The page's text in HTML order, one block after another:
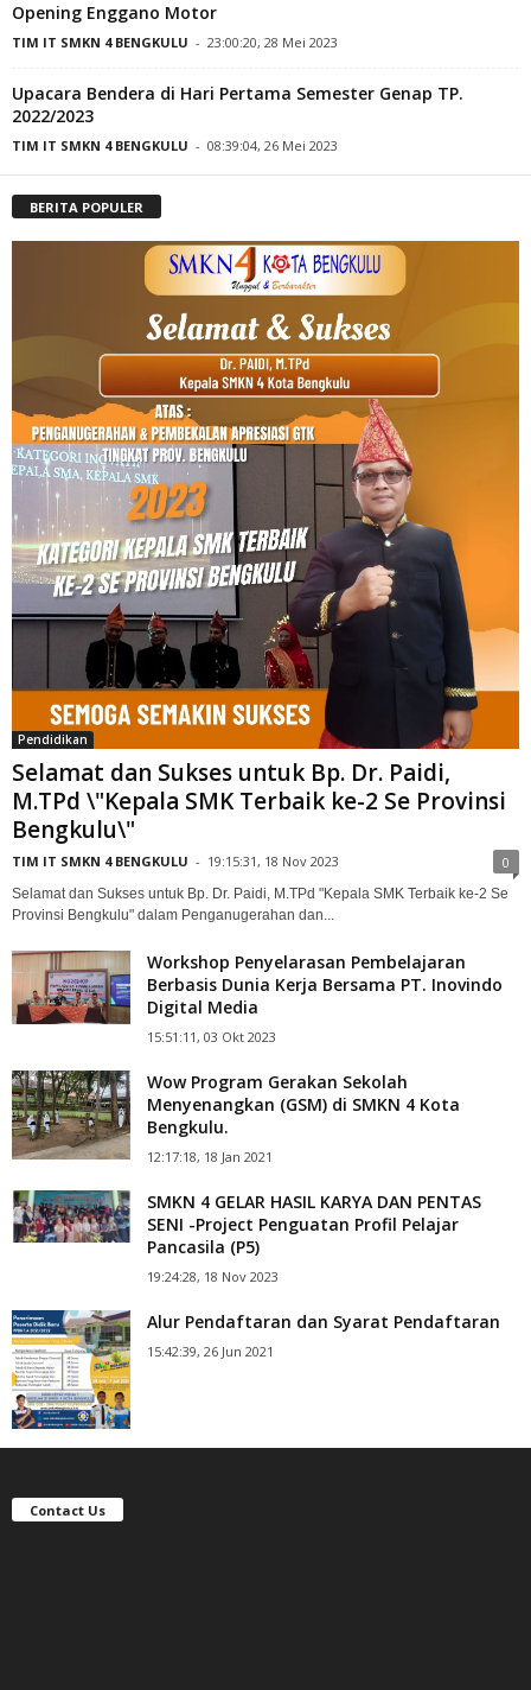
Opening Enggano Motor
TIM IT SMKN 4 BENGKULU - 23:00:20, 28 Mei 2023
Upacara Bendera di Hari Pertama Semester Genap TP.
2022/2023
TIM IT SMKN 4 BENGKULU - 08:39:04, 26 Mei 2023
BERITA POPULER
Pendidikan
Selamat dan Sukses untuk Bp. Dr. Paidi,
M.TPd \"Kepala SMK Terbaik ke-2 Se Provinsi
Bengkulu\"
TIM IT SMKN 4 BENGKULU - 19:15:31, 18 Nov 2023 0
Selamat dan Sukses untuk Bp. Dr. Paidi, M.TPd "Kepala SMK Terbaik ke-2 Se
Provinsi Bengkulu" dalam Penganugerahan dan...
Workshop Penyelarasan Pembelajaran
Berbasis Dunia Kerja Bersama PT. Inovindo
Digital Media
15:51:11, 03 Okt 2023
Wow Program Gerakan Sekolah
Menyenangkan (GSM) di SMKN 4 Kota
Bengkulu.
12:17:18, 18 Jan 2021
SMKN 4 GELAR HASIL KARYA DAN PENTAS
SENI -Project Penguatan Profil Pelajar
Pancasila (P5)
19:24:28, 18 Nov 2023
Alur Pendaftaran dan Syarat Pendaftaran
15:42:39, 26 Jun 2021
Contact Us